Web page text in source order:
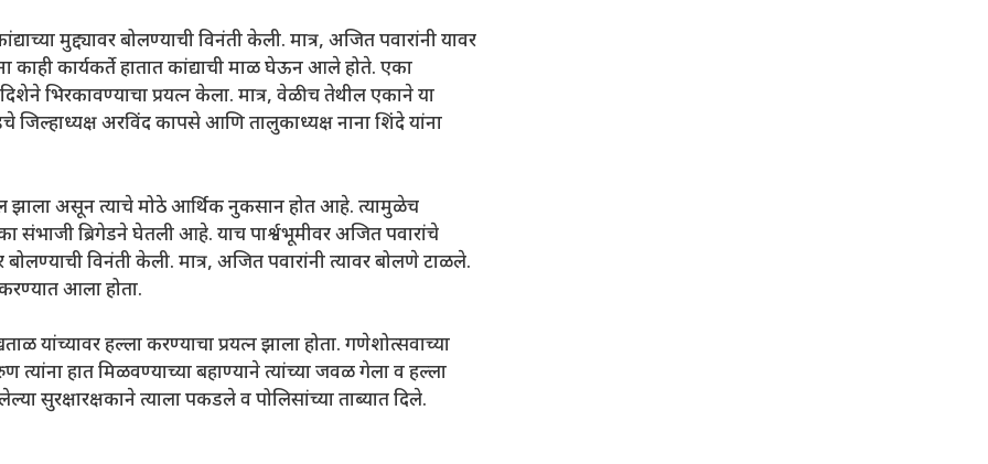
मुद्द्यावर बोलण्याची विनंती केली. मात्र, अजित पवारांनी यावर
कार्यकर्ते हातात कांद्याची माळ घेऊन आले होते. एका
भिरकावण्याचा प्रयत्न केला. मात्र, वेळीच तेथील एकाने या
जिल्हाध्यक्ष अरविंद कापसे आणि तालुकाध्यक्ष नाना शिंदे यांना
झाला असून त्याचे मोठे आर्थिक नुकसान होत आहे. त्यामुळेच
संभाजी ब्रिगेडने घेतली आहे. याच पार्श्वभूमीवर अजित पवारांचे
विनंती केली. मात्र, अजित पवारांनी त्यावर बोलणे टाळले.
आला होता.
यांच्यावर हल्ला करण्याचा प्रयत्न झाला होता. गणेशोत्सवाच्या
हात मिळवण्याच्या बहाण्याने त्यांच्या जवळ गेला व हल्ला
सुरक्षारक्षकाने त्याला पकडले व पोलिसांच्या ताब्यात दिले.